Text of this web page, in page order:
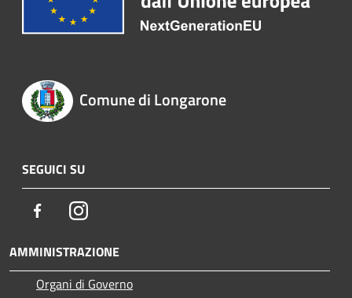
Comune di Longarone
SEGUICI SU
FacebookInstagram
AMMINISTRAZIONE
Organi di Governo